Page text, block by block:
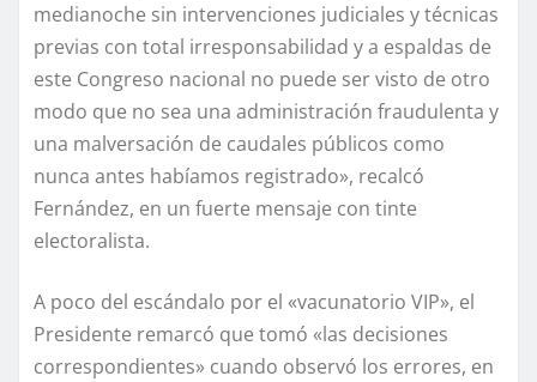
medianoche sin intervenciones judiciales y técnicas
previas con total irresponsabilidad y a espaldas de
este Congreso nacional no puede ser visto de otro
modo que no sea una administración fraudulenta y
una malversación de caudales públicos como
nunca antes habíamos registrado», recalcó
Fernández, en un fuerte mensaje con tinte
electoralista.
A poco del escándalo por el «vacunatorio VIP», el
Presidente remarcó que tomó «las decisiones
correspondientes» cuando observó los errores, en